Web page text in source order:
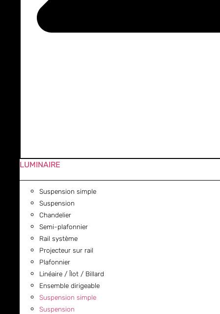
LUMINAIRE
Suspension simple
Suspension
Chandelier
Semi-plafonnier
Rail système
Projecteur sur rail
Plafonnier
Linéaire / Îlot / Billard
Ensemble dirigeable
Suspension simple
Suspension